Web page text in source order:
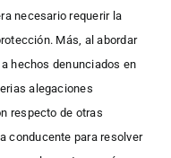
necesario requerir la
Más, al abordar
hechos denunciados en
alegaciones
respecto de otras
conducente para resolver